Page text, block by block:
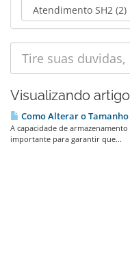
Visualizando
Como Alterar o
A capacidade de
importante para garantir que...